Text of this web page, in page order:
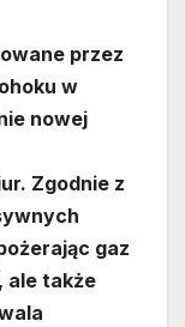
przez
w
nowej
Zgodnie z
gaz
ale także